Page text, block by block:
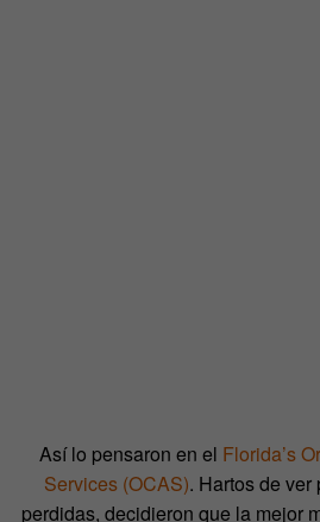
Así lo pensaron en el Florida’s
Services (OCAS). Hartos de
perdidas, decidieron que la mejor